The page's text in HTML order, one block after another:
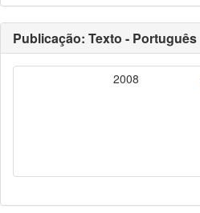
Publicação: Texto - Português
2008